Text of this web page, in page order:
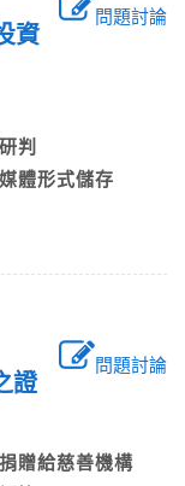
問題討論
資
判
體形式儲存
問題討論
證
贈給慈善機構